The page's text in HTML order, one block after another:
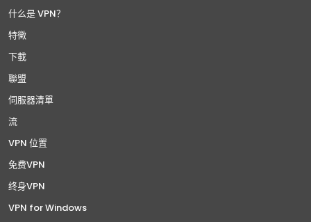
什么是 VPN？
特徵
下載
聯盟
伺服器清單
流
VPN 位置
免费VPN
终身VPN
VPN for Windows